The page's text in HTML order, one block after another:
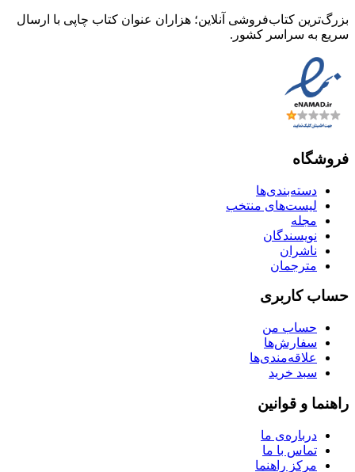
بزرگ‌ترین کتاب‌فروشی آنلاین؛ هزاران عنوان کتاب چاپی با ارسال
سریع به سراسر کشور.
فروشگاه
دسته‌بندی‌ها
لیست‌های منتخب
مجله
نویسندگان
ناشران
مترجمان
حساب کاربری
حساب من
سفارش‌ها
علاقه‌مندی‌ها
سبد خرید
راهنما و قوانین
درباره‌ی ما
تماس با ما
مرکز راهنما